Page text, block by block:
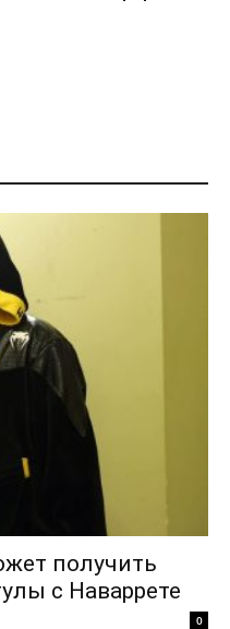
получить
с Наваррете
0